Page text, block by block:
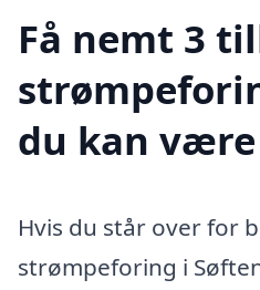
Få nemt 3
du kan
Hvis du står over for
strømpeforing i